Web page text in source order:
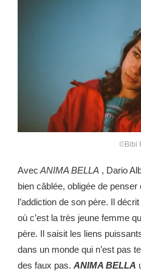
©Bibi
Avec ANIMA BELLA , Dario
bien câblée, obligée de penser
l’addiction de son père. Il
où c’est la très jeune femme
père. Il saisit les liens
dans un monde qui n’est pas
des faux pas. ANIMA BELLA